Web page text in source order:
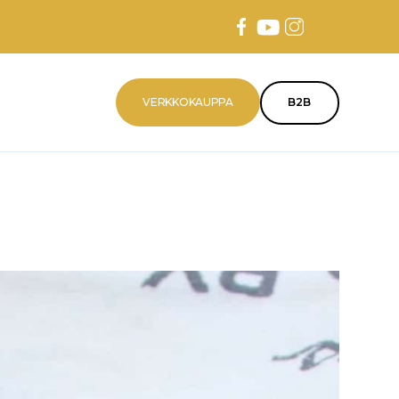
VERKKOKAUPPA B2B